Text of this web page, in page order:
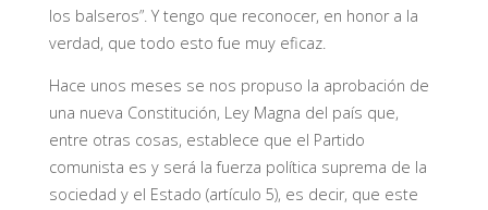
los balseros”. Y tengo que reconocer, en honor a la
verdad, que todo esto fue muy eficaz.
Hace unos meses se nos propuso la aprobación de
una nueva Constitución, Ley Magna del país que,
entre otras cosas, establece que el Partido
comunista es y será la fuerza política suprema de la
sociedad y el Estado (artículo 5), es decir, que este